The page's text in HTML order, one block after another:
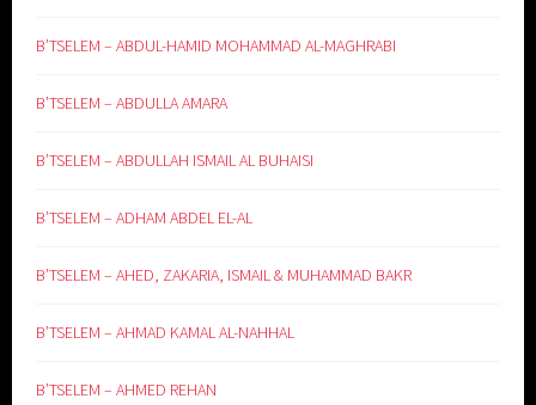
B’TSELEM – ABDUL-HAMID MOHAMMAD AL-MAGHRABI
B’TSELEM – ABDULLA AMARA
B’TSELEM – ABDULLAH ISMAIL AL BUHAISI
B’TSELEM – ADHAM ABDEL EL-AL
B’TSELEM – AHED, ZAKARIA, ISMAIL & MUHAMMAD BAKR
B’TSELEM – AHMAD KAMAL AL-NAHHAL
B’TSELEM – AHMED REHAN